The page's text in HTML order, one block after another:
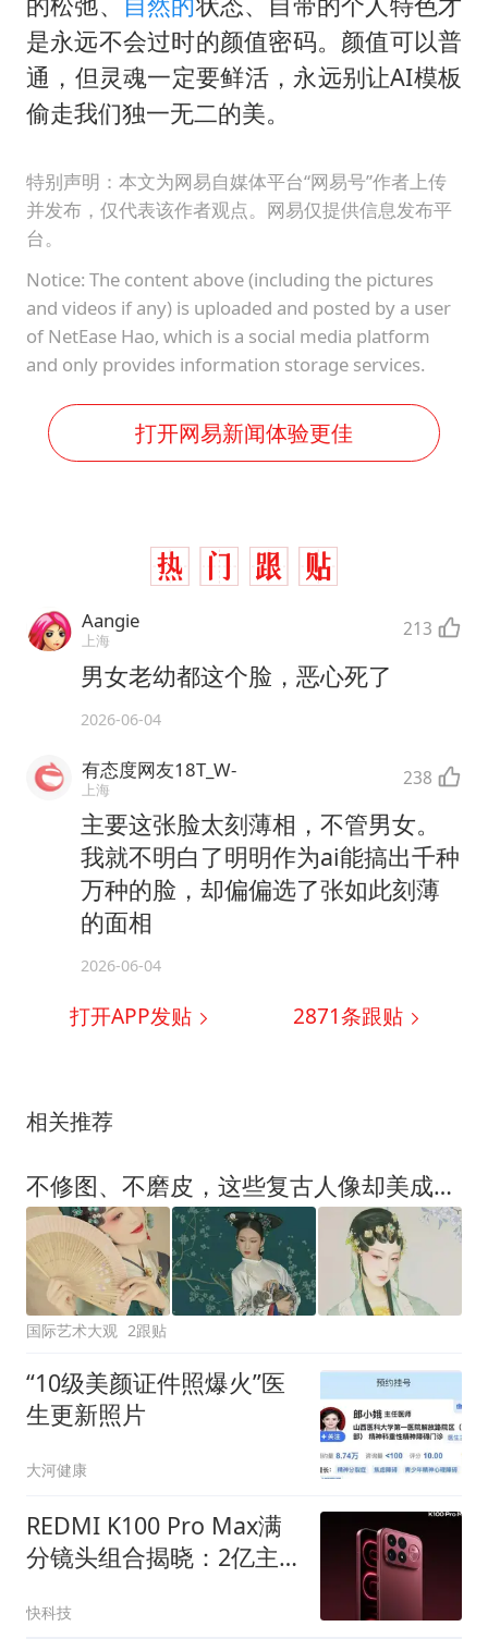
是永远不会过时的颜值密码。颜值可以普
通，但灵魂一定要鲜活，永远别让AI模板
偷走我们独一无二的美。
特别声明：本文为网易自媒体平台“网易号”作者上传
并发布，仅代表该作者观点。网易仅提供信息发布平
台。
Notice: The content above (including the pictures
and videos if any) is uploaded and posted by a user
of NetEase Hao, which is a social media platform
and only provides information storage services.
打开网易新闻体验更佳
Aangie
上海 213
男女老幼都这个脸，恶心死了
2026-06-04
有态度网友18T_W-
上海 238
主要这张脸太刻薄相，不管男女。
我就不明白了明明作为ai能搞出千种
万种的脸，却偏偏选了张如此刻薄
的面相
2026-06-04
打开APP发贴 2871条跟贴
相关推荐
不修图、不磨皮，这些复古人像却美成了“剧毒”！看完我卸载了所有美颜APP
国际艺术大观 2跟贴
“10级美颜证件照爆火”医
生更新照片
大河健康
REDMI K100 Pro Max满
分镜头组合揭晓：2亿主
广角
快科技